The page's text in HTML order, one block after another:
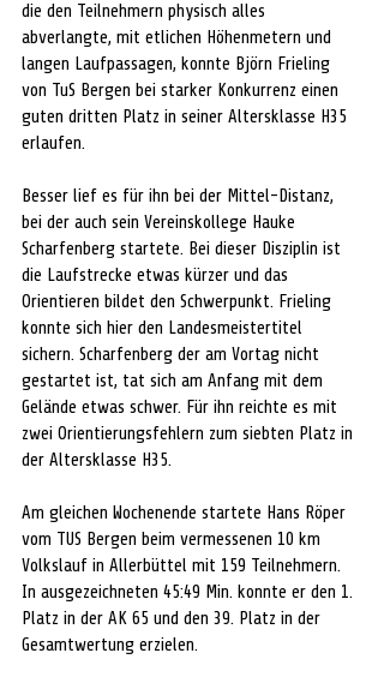
die den Teilnehmern physisch alles
abverlangte, mit etlichen Höhenmetern und
langen Laufpassagen, konnte Björn Frieling
von TuS Bergen bei starker Konkurrenz einen
guten dritten Platz in seiner Altersklasse H35
erlaufen.
Besser lief es für ihn bei der Mittel-Distanz,
bei der auch sein Vereinskollege Hauke
Scharfenberg startete. Bei dieser Disziplin ist
die Laufstrecke etwas kürzer und das
Orientieren bildet den Schwerpunkt. Frieling
konnte sich hier den Landesmeistertitel
sichern. Scharfenberg der am Vortag nicht
gestartet ist, tat sich am Anfang mit dem
Gelände etwas schwer. Für ihn reichte es mit
zwei Orientierungsfehlern zum siebten Platz in
der Altersklasse H35.
Am gleichen Wochenende startete Hans Röper
vom TUS Bergen beim vermessenen 10 km
Volkslauf in Allerbüttel mit 159 Teilnehmern.
In ausgezeichneten 45:49 Min. konnte er den 1.
Platz in der AK 65 und den 39. Platz in der
Gesamtwertung erzielen.